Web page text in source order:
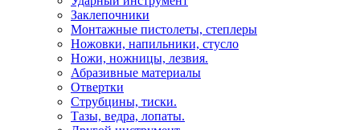
Заклепочники
Монтажные пистолеты, степлеры
Ножовки, напильники, стусло
Ножи, ножницы, лезвия.
Абразивные материалы
Отвертки
Cтрубцины, тиски.
Тазы, ведра, лопаты.